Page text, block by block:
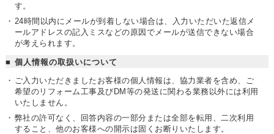
す。
24時間以内にメールが到着しない場合は、入力いただいた返信メ
ールアドレスの記入ミスなどの原因でメールが送信できない場合
が考えられます。
個人情報の取扱いについて
ご入力いただきましたお客様の個人情報は、協力業者を含め、ご
希望のリフォーム工事及びDM等の発送に関わる業務以外には利用
いたしません。
弊社の許可なく、回答内容の一部分または全部を転用、二次利用
すること、他のお客様への開示は固くお断りいたします。